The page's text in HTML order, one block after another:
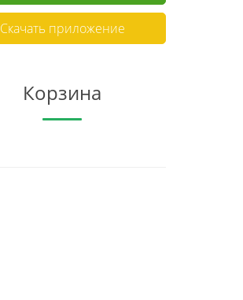
Скачать приложение
Корзина